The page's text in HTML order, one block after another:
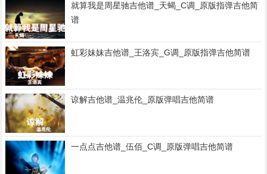
就算我是周星驰吉他谱_天蝎_C调_原版指弹吉他简
谱
虹彩妹妹吉他谱_王洛宾_G调_原版指弹吉他简谱
谅解吉他谱_温兆伦_原版弹唱吉他简谱
一点点吉他谱_伍佰_C调_原版弹唱吉他简谱